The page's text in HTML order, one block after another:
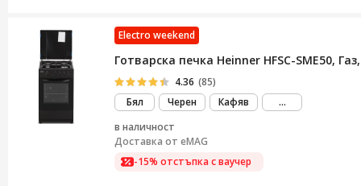
Electro weekend
Готварска печка Heinner HFSC-SME50,
4.36 (85)
Бял
Черен Кафяв ...виж
в наличност
Доставка от eMAG
-15% отстъпка с ваучер